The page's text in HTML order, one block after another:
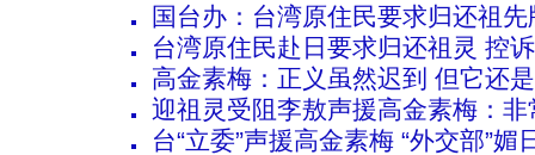
国台办：台湾原住民要求归还祖
台湾原住民赴日要求归还祖灵 控
高金素梅：正义虽然迟到 但它还
迎祖灵受阻李敖声援高金素梅：
台“立委”声援高金素梅 “外交部”媚